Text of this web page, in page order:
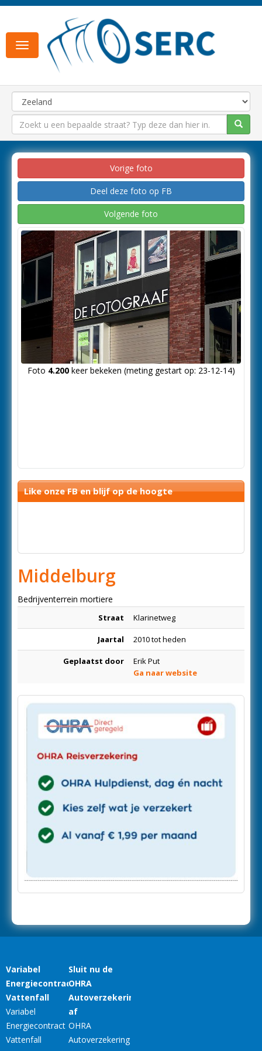
Toggle
navigation
Vorige foto
Deel deze foto op FB
Volgende foto
Foto 4.200keer bekeken (meting gestart op: 23-12-14)
Like onze FB en blijf op de hoogte
Middelburg
Bedrijventerrein mortiere
Straat Klarinetweg
Jaartal 2010 tot heden
Geplaatst door
Erik Put
Ga naar website